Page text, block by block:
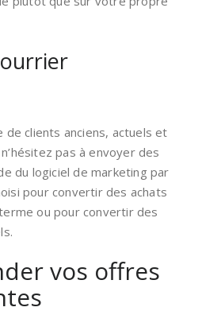
de clients anciens, actuels et
pas à envoyer des
du logiciel de marketing par
pour convertir des achats
ou pour convertir des
vos offres